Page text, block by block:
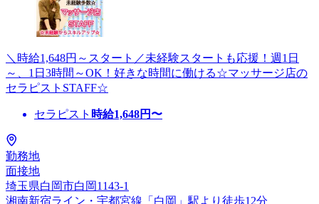
＼時給1,648円～スタート／未経験スタートも応援！週1日
～、1日3時間～OK！好きな時間に働ける☆マッサージ店の
セラピストSTAFF☆
セラピスト 時給1,648円〜
勤務地
面接地
埼玉県白岡市白岡1143-1
湘南新宿ライン・宇都宮線「白岡」駅より徒歩12分